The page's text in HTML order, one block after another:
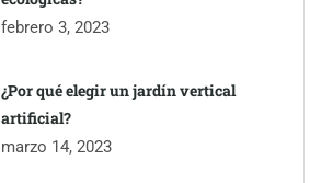
febrero 3, 2023
¿Por qué elegir un jardín vertical
artificial?
marzo 14, 2023